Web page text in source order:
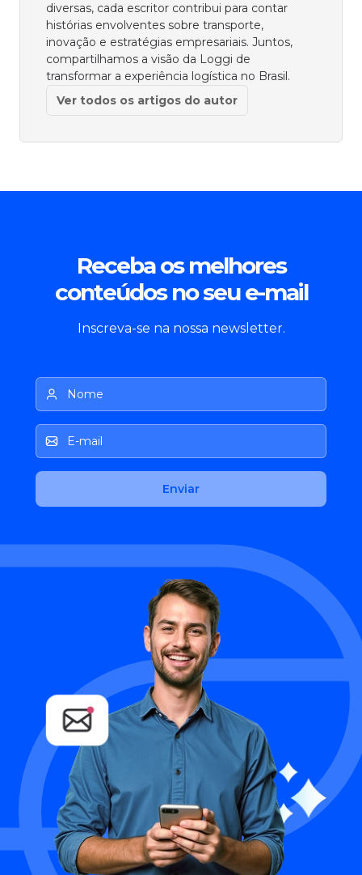
diversas, cada escritor contribui para contar
histórias envolventes sobre transporte,
inovação e estratégias empresariais. Juntos,
compartilhamos a visão da Loggi de
transformar a experiência logística no Brasil.
Ver todos os artigos do autor
Receba os melhores
conteúdos no seu e-mail
Inscreva-se na nossa newsletter.
Nome
E-mail
Enviar